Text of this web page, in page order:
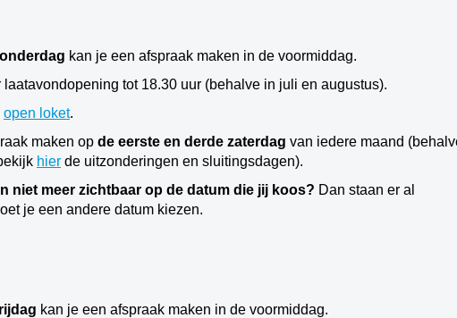
kan je een afspraak maken in de voormiddag.
laatavondopening tot 18.30 uur (behalve in juli en augustus).
open loket.
maken op de eerste en derde zaterdag van iedere maand
hier de uitzonderingen en sluitingsdagen).
niet meer zichtbaar op de datum die jij koos? Dan staan er al
je een andere datum kiezen.
kan je een afspraak maken in de voormiddag.